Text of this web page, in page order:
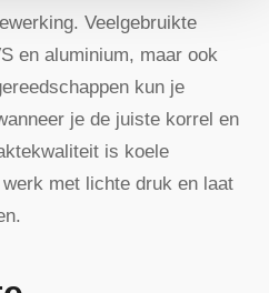
Veelgebruikte
en aluminium, maar ook
kun je
je de juiste korrel en
is koele
met lichte druk en laat